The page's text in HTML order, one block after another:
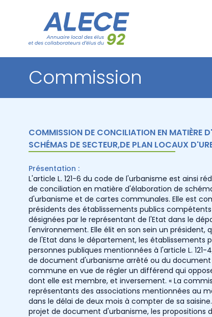
Commission
COMMISSION DE CONCILIATION EN MATIÈRE
SCHÉMAS DE SECTEUR,DE PLAN LOCAUX
Présentation :
L'article L. 121-6 du code de l'urbanisme est ainsi
de conciliation en matière d'élaboration de
d'urbanisme et de cartes communales. Elle est
présidents des établissements publics
désignées par le représentant de l'Etat dans le
l'environnement. Elle élit en son sein un
de l'Etat dans le département, les
personnes publiques mentionnées à l'article L.
de document d'urbanisme arrêté ou du
commune en vue de régler un différend qui
dont elle est membre, et inversement. « La
représentants des associations mentionnées au
dans le délai de deux mois à compter de sa
projet de document d'urbanisme, les propositions